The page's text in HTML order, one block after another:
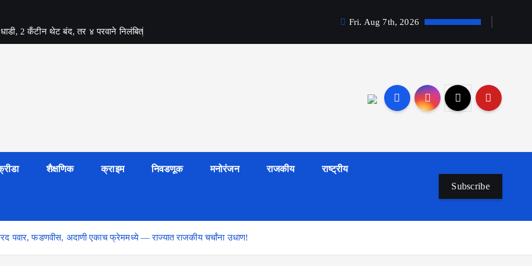
2 कँटीन थेट बंद, तर ४ परवाने निलंबित
Fri. Aug 7th, 2026
शैक्षणिक क्राइम निवडणूक मनोरंजन राजकीय राष्ट्रीय
Subscribe
पवार, फडणवीस, अदाणी एकाच फ्रेममध्ये — राज्यात राजकीय चर्चांना उधाण!